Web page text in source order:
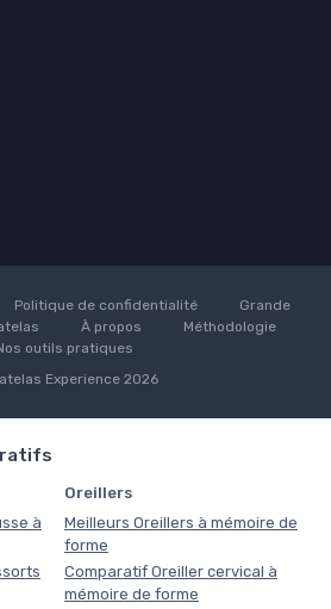
Politique de confidentialité
Grande
À propos
Méthodologie
outils pratiques
Experience 2026
à
Oreillers
Meilleurs Oreillers à mémoire de
forme
Comparatif Oreiller cervical à
mémoire de forme